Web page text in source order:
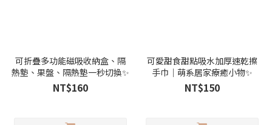
可折疊多功能磁吸收納盒、隔
熱墊、果盤、隔熱墊一秒切換✨
NT$160
可愛甜食甜點吸水加厚速乾擦
手巾｜萌系居家療癒小物✨
NT$150